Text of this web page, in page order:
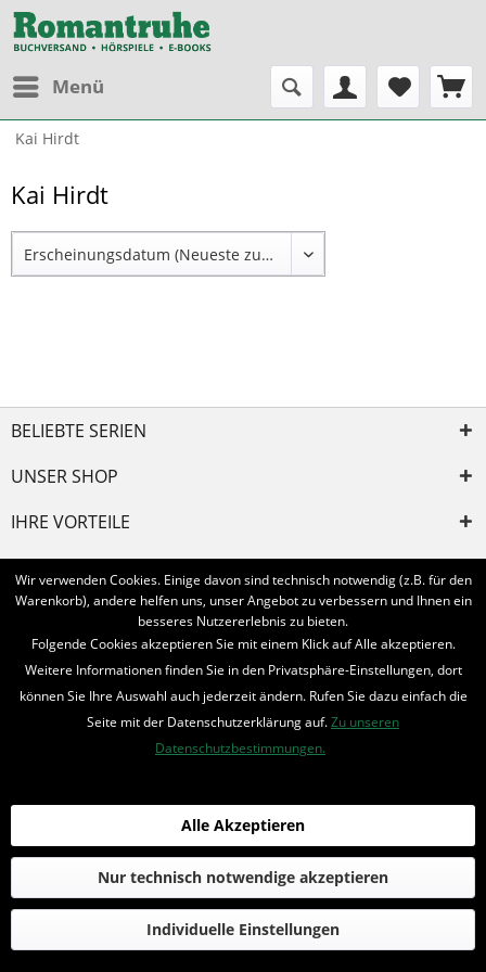
Menü
Kai Hirdt
Kai Hirdt
BELIEBTE SERIEN
UNSER SHOP
IHRE VORTEILE
INFORMIERT BLEIBEN
Bestellung widerrufen
* Alle Preise inkl. MwSt. und zzgl. Bearbeitungspauschale
© 2016-2022 Romantruhe - Buchversand, Joachim Otto
die profilschmiede - Internetagentur
Wir verwenden Cookies. Einige davon sind technisch notwendig (z.B. für den
Warenkorb), andere helfen uns, unser Angebot zu verbessern und Ihnen ein
besseres Nutzererlebnis zu bieten.
Folgende Cookies akzeptieren Sie mit einem Klick auf Alle akzeptieren.
Weitere Informationen finden Sie in den Privatsphäre-Einstellungen, dort
können Sie Ihre Auswahl auch jederzeit ändern. Rufen Sie dazu einfach die
Seite mit der Datenschutzerklärung auf.Zu unseren
Datenschutzbestimmungen.
Individuelle Einstellungen
Nur technisch notwendige akzeptieren
Alle Akzeptieren